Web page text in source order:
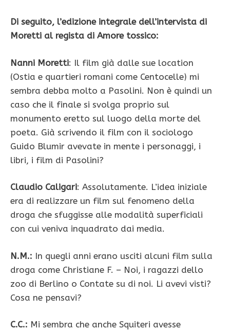
Di seguito, l’edizione integrale dell’intervista di
Moretti al regista di Amore tossico:
Nanni Moretti: Il film già dalle sue location
(Ostia e quartieri romani come Centocelle) mi
sembra debba molto a Pasolini. Non è quindi un
caso che il finale si svolga proprio sul
monumento eretto sul luogo della morte del
poeta. Già scrivendo il film con il sociologo
Guido Blumir avevate in mente i personaggi, i
libri, i film di Pasolini?
Claudio Caligari: Assolutamente. L’idea iniziale
era di realizzare un film sul fenomeno della
droga che sfuggisse alle modalità superficiali
con cui veniva inquadrato dai media.
N.M.: In quegli anni erano usciti alcuni film sulla
droga come Christiane F. – Noi, i ragazzi dello
zoo di Berlino o Contate su di noi. Li avevi visti?
Cosa ne pensavi?
C.C.: Mi sembra che anche Squiteri avesse